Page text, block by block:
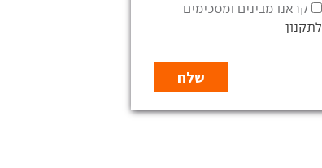
קראנו מבינים ומסכימים
לתקנון